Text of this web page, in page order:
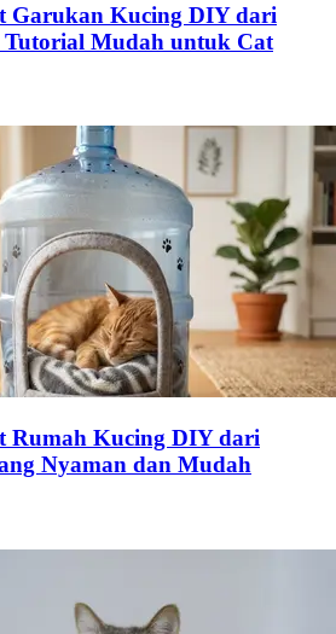
Garukan Kucing DIY dari
Tutorial Mudah untuk Cat
Rumah Kucing DIY dari
Nyaman dan Mudah